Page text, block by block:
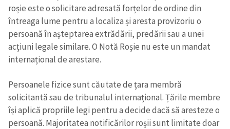
roșie este o solicitare adresată forțelor de ordine din
întreaga lume pentru a localiza și aresta provizoriu o
persoană în așteptarea extrădării, predării sau a unei
acțiuni legale similare. O Notă Roșie nu este un mandat
internațional de arestare.
Persoanele fizice sunt căutate de țara membră
solicitantă sau de tribunalul internațional. Țările membre
își aplică propriile legi pentru a decide dacă să aresteze o
persoană. Majoritatea notificărilor roșii sunt limitate doar
ȘTIREA MEA
Titlu știre+ Adaugă titlu
Link media
+ Link media